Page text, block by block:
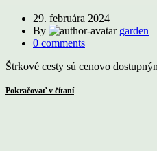
29. februára 2024
By
garden
0 comments
Štrkové cesty sú cenovo
Pokračovať v čítaní